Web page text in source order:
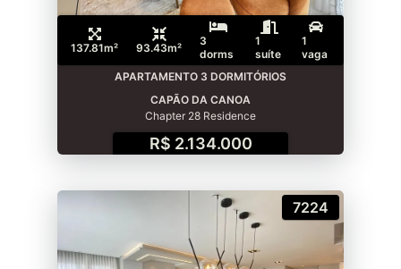
137.81m² 93.43m²
3
dorms
1
suíte
1
vaga
APARTAMENTO 3 DORMITÓRIOS
CAPÃO DA CANOA
Chapter 28 Residence
R$ 2.134.000
7224